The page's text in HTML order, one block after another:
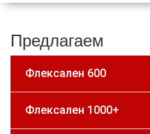
Предлагаем
Флексален 600
Флексален 1000+